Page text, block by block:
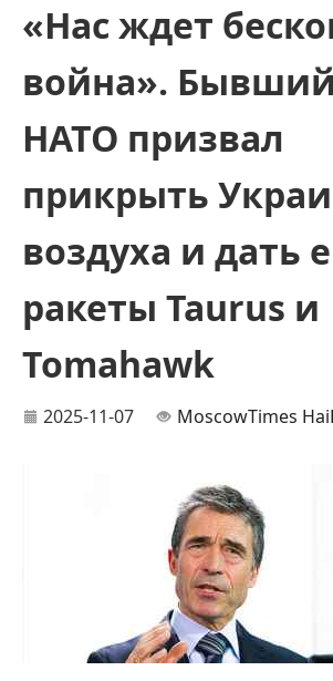
«Нас ждет
война». Бывший
НАТО призвал
прикрыть
воздуха и дать
ракеты Taurus и
Tomahawk
2025-11-07 MoscowTimes